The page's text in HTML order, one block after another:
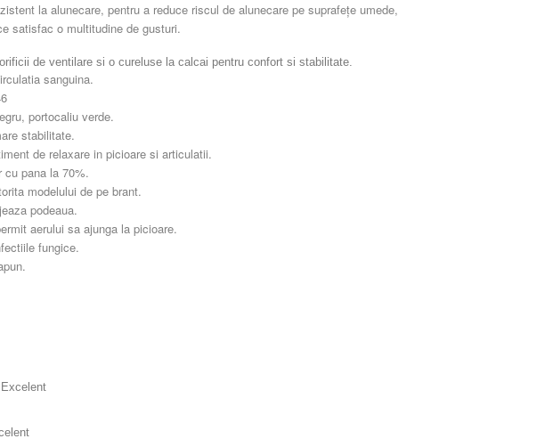
la alunecare, pentru a reduce riscul de alunecare pe suprafețe umede,
satisfac o multitudine de gusturi.
de ventilare si o cureluse la calcai pentru confort si stabilitate.
sanguina.
portocaliu verde.
stabilitate.
de relaxare in picioare si articulatii.
cu pana la 70%.
modelului de pe brant.
podeaua.
aerului sa ajunga la picioare.
fungice.
Excelent